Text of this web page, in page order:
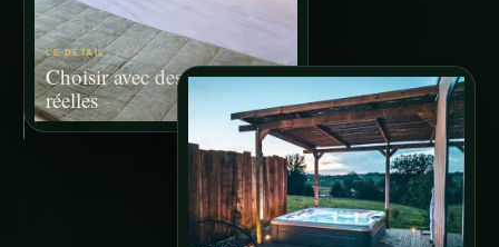
LE DÉTAIL
Choisir avec des images
réelles